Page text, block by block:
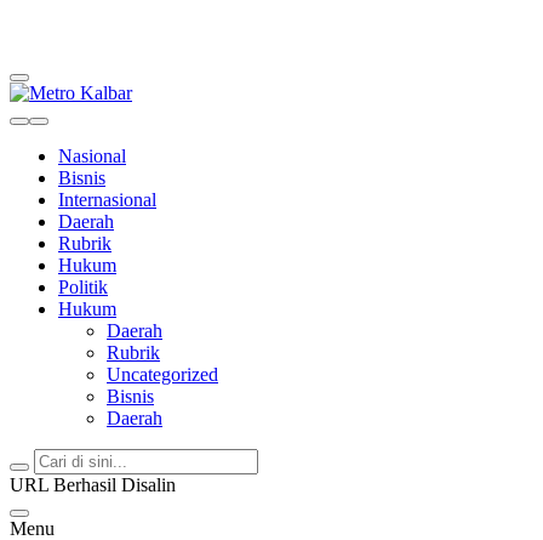
Nasional
Bisnis
Internasional
Daerah
Rubrik
Hukum
Politik
Hukum
Daerah
Rubrik
Uncategorized
Bisnis
Daerah
URL Berhasil Disalin
Menu